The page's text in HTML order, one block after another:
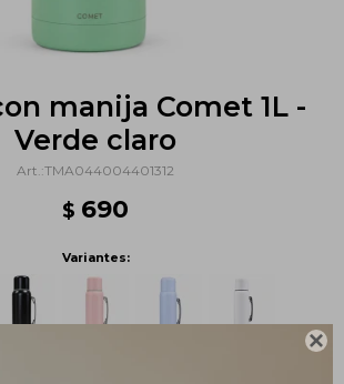

manija Comet 1L -
Verde claro
TMA044004401312
$ 690
Variantes: